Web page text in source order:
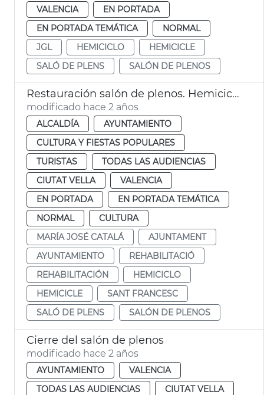
VALENCIA
EN PORTADA
EN PORTADA TEMÁTICA
NORMAL
JGL
HEMICICLO
HEMICICLE
SALÓ DE PLENS
SALÓN DE PLENOS
Restauración salón de plenos. Hemiciclo
modificado hace 2 años
ALCALDÍA
AYUNTAMIENTO
CULTURA Y FIESTAS POPULARES
TURISTAS
TODAS LAS AUDIENCIAS
CIUTAT VELLA
VALENCIA
EN PORTADA
EN PORTADA TEMÁTICA
NORMAL
CULTURA
MARÍA JOSÉ CATALÁ
AJUNTAMENT
AYUNTAMIENTO
REHABILITACIÓ
REHABILITACIÓN
HEMICICLO
HEMICICLE
SANT FRANCESC
SALÓ DE PLENS
SALÓN DE PLENOS
Cierre del salón de plenos
modificado hace 2 años
AYUNTAMIENTO
VALENCIA
TODAS LAS AUDIENCIAS
CIUTAT VELLA